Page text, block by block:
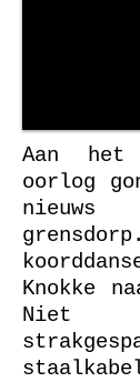
Aan
oorlog
nieuws
Knokke
Niet